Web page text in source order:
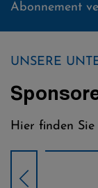
Abonnement
UNSERE
Hier finden Sie